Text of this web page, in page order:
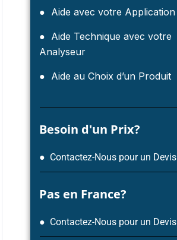
NOUVELLES
● Aide avec votre Application
● Aide Technique avec votre
Analyseur
● Aide au Choix d’un Produit
Besoin d'un Prix?
● Contactez-Nous pour un Devis
Pas en France?
● Contactez-Nous pour un Devis